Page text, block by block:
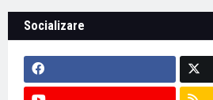
Socializare